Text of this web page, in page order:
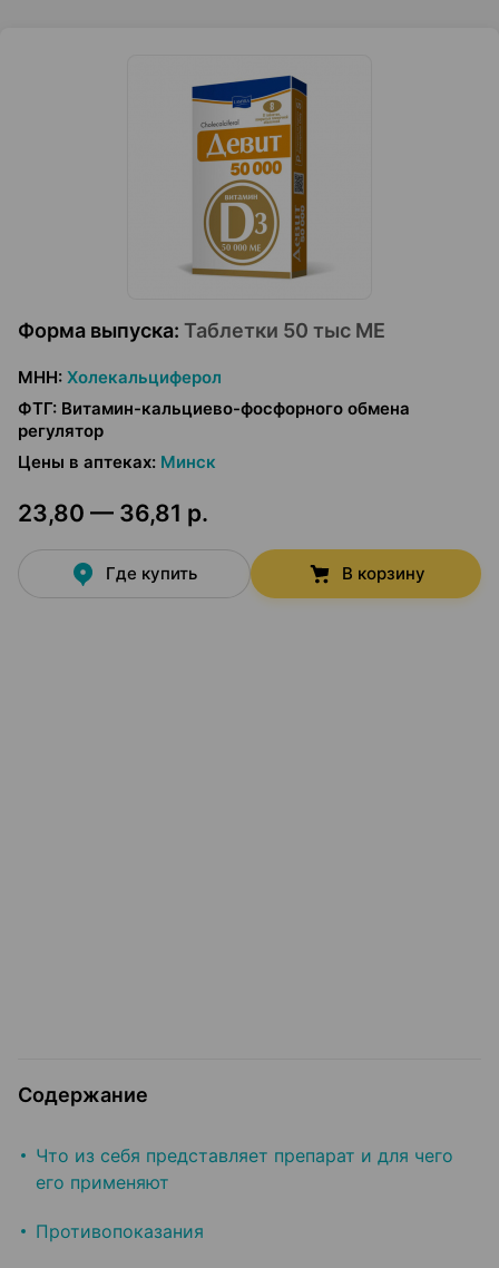
Форма выпуска: Таблетки 50 тыс МЕ
МНН: Холекальциферол
ФТГ: Витамин-кальциево-фосфорного обмена
регулятор
Цены в аптеках: Минск
23,80 — 36,81 р.
Где купить В корзину
Содержание
Что из себя представляет препарат и для чего
его применяют
Противопоказания